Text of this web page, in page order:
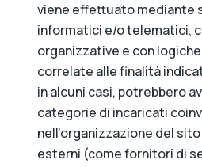
viene effettuato mediante
informatici e/o telematici,
organizzative e con
correlate alle finalità
in alcuni casi, potrebbero
categorie di incaricati
nell’organizzazione del
esterni (come fornitori di